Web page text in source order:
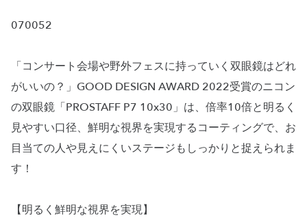
070052
「コンサート会場や野外フェスに持っていく双眼鏡はどれ
がいいの？」GOOD DESIGN AWARD 2022受賞のニコン
の双眼鏡「PROSTAFF P7 10x30」は、倍率10倍と明るく
見やすい口径、鮮明な視界を実現するコーティングで、お
目当ての人や見えにくいステージもしっかりと捉えられま
す！
【明るく鮮明な視界を実現】